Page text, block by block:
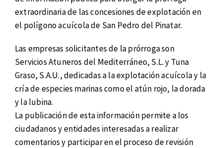
extraordinaria de las concesiones de explotación en
el polígono acuícola de San Pedro del Pinatar.
Las empresas solicitantes de la prórroga son
Servicios Atuneros del Mediterráneo, S.L. y Tuna
Graso, S.A.U., dedicadas a la explotación acuícola y la
cría de especies marinas como el atún rojo, la dorada
y la lubina.
La publicación de esta información permite a los
ciudadanos y entidades interesadas a realizar
comentarios y participar en el proceso de revisión